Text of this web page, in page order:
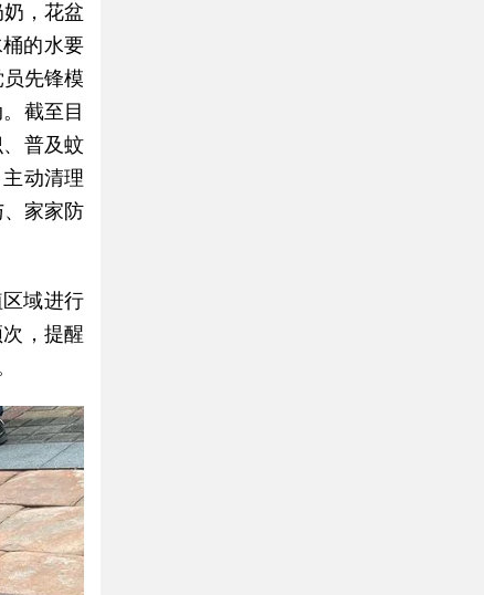
，花盆
的水要
先锋模
截至目
普及蚊
动清理
、家家防
域进行
，提醒